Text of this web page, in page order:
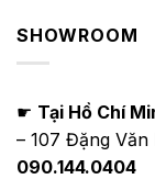
SHOWROOM
☛ Tại Hồ Chí
– 107 Đặng
090.144.0404